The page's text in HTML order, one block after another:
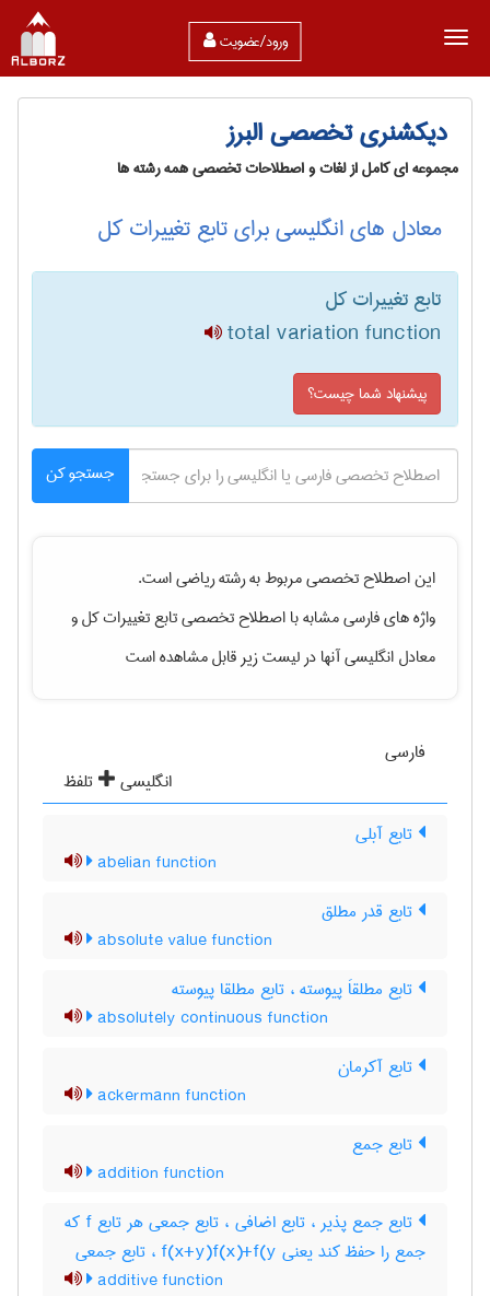
ورود/عضویت
دیکشنری تخصصی البرز
مجموعه ای کامل از لغات و اصطلاحات تخصصی همه رشته ها
معادل های انگلیسی برای تابع تغییرات کل
تابع تغییرات کل
total variation function
پیشنهاد شما چیست؟
جستجو کن
این اصطلاح تخصصی مربوط به رشتهرياضیاست.
واژه های فارسی مشابه با اصطلاح تخصصیتابع تغییرات کلو
معادل انگلیسی آنها در لیست زیر قابل مشاهده است
فارسی
انگلیسی
تلفظ
تابع آبلی
abelian function
تابع قدر مطلق
absolute value function
تابع مطلقاَ پیوسته ، تابع مطلقا پیوسته
absolutely continuous function
تابع آکرمان
ackermann function
تابع جمع
addition function
تابع جمع پذیر ، تابع اضافی ، تابع جمعی هر تابع f که
جمع را حفظ کند یعنی f(x+y)f(x)+f(y ، تابع جمعی
additive function